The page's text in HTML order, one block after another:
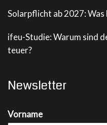
Solarpflicht ab 2027:
ifeu-Studie: Warum sind
teuer?
Newsletter
Vorname